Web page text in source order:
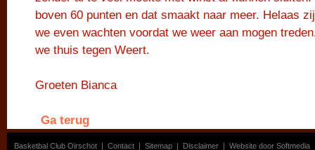
boven 60 punten en dat smaakt naar meer. Helaas
we even wachten voordat we weer aan mogen
we thuis tegen Weert.
Groeten Bianca
Ga terug
Basketbal Club Oirschot | Contact | Sitemap | Disclaimer | Website door Softmedia